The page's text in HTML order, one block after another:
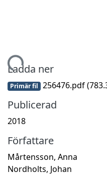
Hämtar...
Ladda ner
Primär fil 256476.pdf
Publicerad
2018
Författare
Mårtensson, Anna
Nordholts, Johan